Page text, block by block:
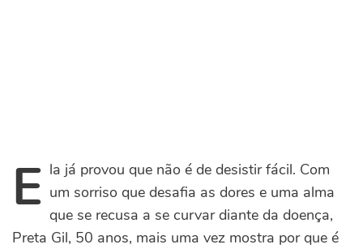
E la já provou que não é de desistir fácil. Com
um sorriso que desafia as dores e uma alma
que se recusa a se curvar diante da doença,
Preta Gil, 50 anos, mais uma vez mostra por que é